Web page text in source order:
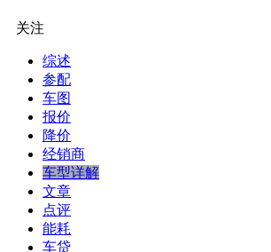
关注
综述
参配
车图
报价
降价
经销商
车型详解
文章
点评
能耗
车贷